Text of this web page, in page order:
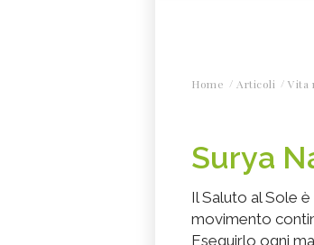
Home Articoli Vita
Surya
Il Saluto al Sole
movimento
Eseguirlo ogni